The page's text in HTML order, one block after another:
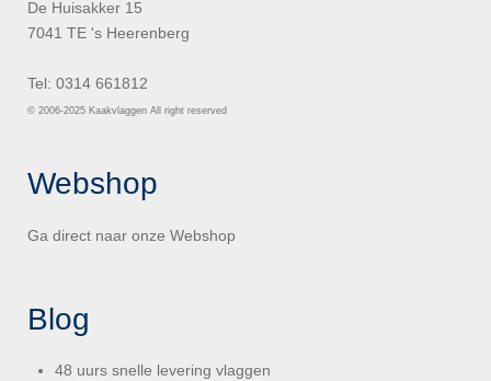
De Huisakker 15
7041 TE 's Heerenberg
Tel: 0314 661812
© 2006-2025 Kaakvlaggen All right reserved
Webshop
Ga direct naar onze Webshop
Blog
48 uurs snelle levering vlaggen